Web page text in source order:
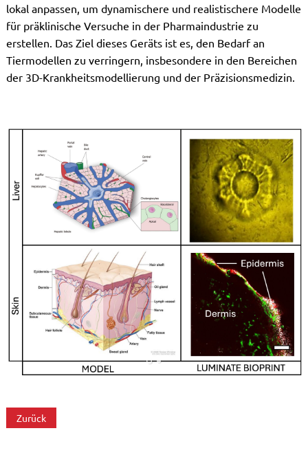
lokal anpassen, um dynamischere und realistischere Modelle
für präklinische Versuche in der Pharmaindustrie zu
erstellen. Das Ziel dieses Geräts ist es, den Bedarf an
Tiermodellen zu verringern, insbesondere in den Bereichen
der 3D-Krankheitsmodellierung und der Präzisionsmedizin.
Zurück